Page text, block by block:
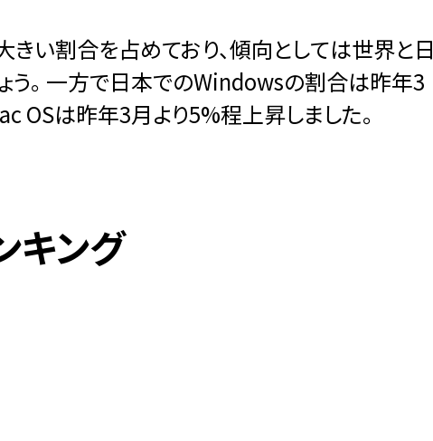
い割合を占めており、傾向としては世界と日
う。 一方で日本でのWindowsの割合は昨年3
OSは昨年3月より5%程上昇しました。
キング